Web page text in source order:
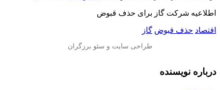
اطلاعیه شرکت گاز برای حذف قبوض
اقتصاد حذف قبوض گاز
درباره نویسنده